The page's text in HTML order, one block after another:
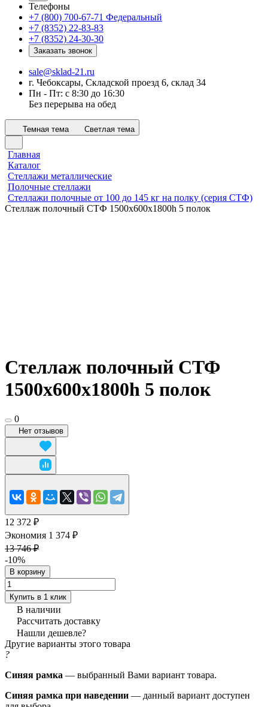
Телефоны
+7 (800) 700-67-71 Федеральный
+7 (8352) 22-83-83
+7 (8352) 24-30-30
Заказать звонок
sale@sklad-21.ru
г. Чебоксары, Складской проезд 6, склад 34
Пн - Пт: с 8:30 до 16:30
Без перерыва на обед
Темная тема Светлая тема
Главная
Каталог
Стеллажи металлические
Полочные стеллажи
Стеллажи полочные от 100 до 145 кг на полку (серия СТФ)
Стеллаж полочный СТФ 1500х600x1800h 5 полок
Стеллаж полочный СТФ
1500х600x1800h 5 полок
0
Нет отзывов
12 372 ₽
Экономия 1 374 ₽
13 746 ₽
-10%
В корзину
Купить в 1 клик
В наличии
Рассчитать доставку
Нашли дешевле?
Другие варианты этого товара
?
Синяя рамка — выбранный Вами вариант товара.
Синяя рамка при наведении — данный вариант доступен